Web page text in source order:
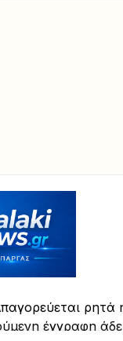
ρητά
έγγραφη